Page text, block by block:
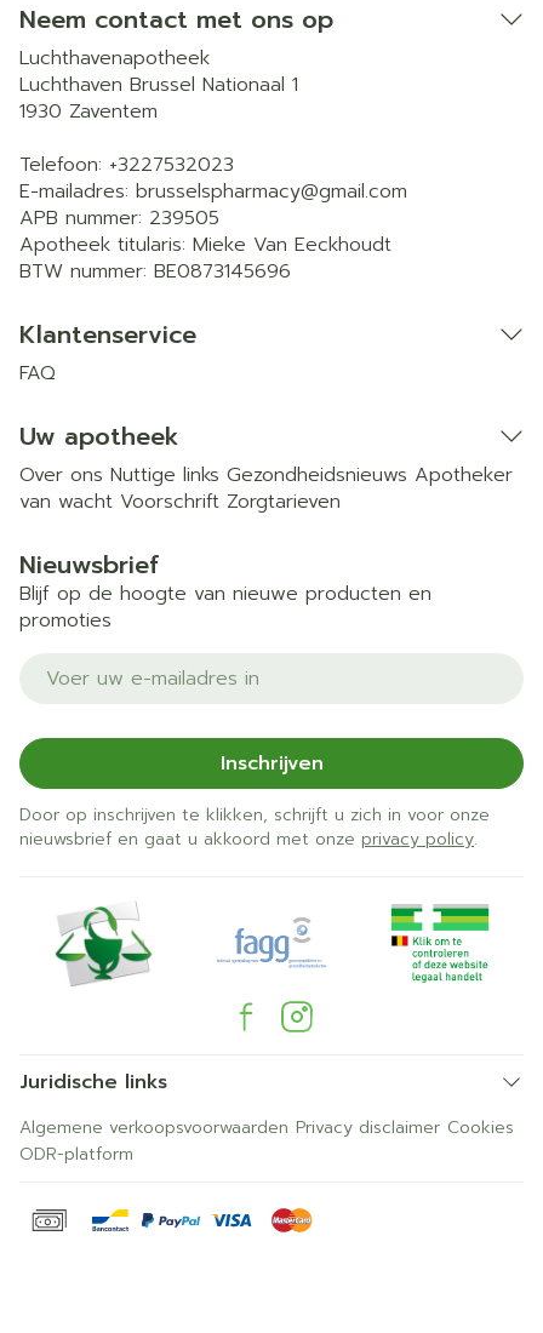
Neem contact met ons op
Luchthavenapotheek
Luchthaven Brussel Nationaal 1
1930 Zaventem
Telefoon: +3227532023
E-mailadres: brusselspharmacy@gmail.com
APB nummer: 239505
Apotheek titularis: Mieke Van Eeckhoudt
BTW nummer: BE0873145696
Klantenservice
FAQ
Uw apotheek
Over ons Nuttige links Gezondheidsnieuws Apotheker
van wacht Voorschrift Zorgtarieven
Nieuwsbrief
Blijf op de hoogte van nieuwe producten en
promoties
E-mail adres
Inschrijven
Door op inschrijven te klikken, schrijft u zich in voor onze
nieuwsbrief en gaat u akkoord met onze privacy policy.
Juridische links
Algemene verkoopsvoorwaarden Privacy disclaimer Cookies
ODR-platform